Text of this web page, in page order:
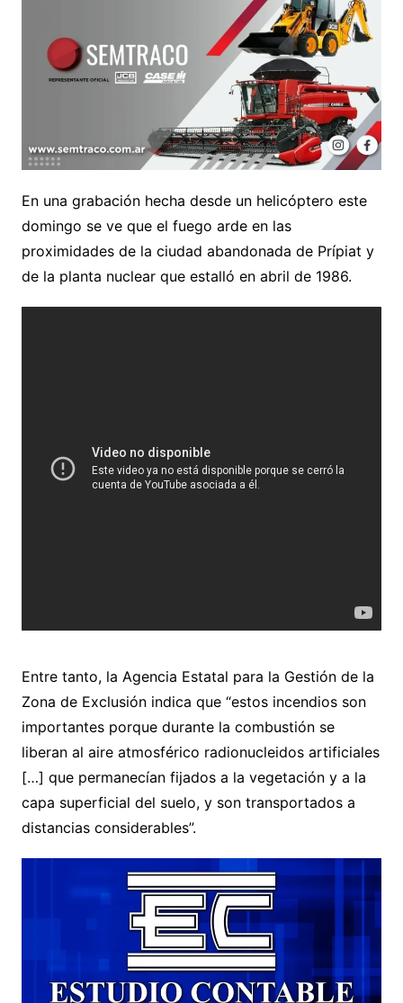
En una grabación hecha desde un helicóptero este
domingo se ve que el fuego arde en las
proximidades de la ciudad abandonada de Prípiat y
de la planta nuclear que estalló en abril de 1986.
Entre tanto, la Agencia Estatal para la Gestión de la
Zona de Exclusión indica que “estos incendios son
importantes porque durante la combustión se
liberan al aire atmosférico radionucleidos artificiales
[…] que permanecían fijados a la vegetación y a la
capa superficial del suelo, y son transportados a
distancias considerables”.